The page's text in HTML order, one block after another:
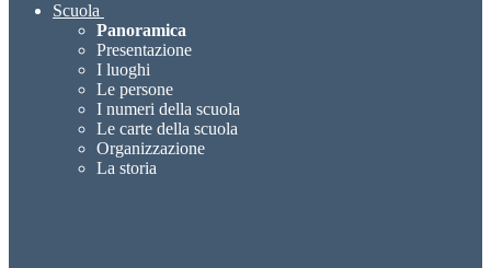
Scuola
Panoramica
Presentazione
I luoghi
Le persone
I numeri della scuola
Le carte della scuola
Organizzazione
La storia